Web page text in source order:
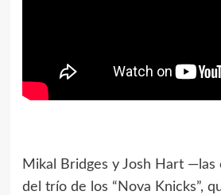
Mikal Bridges y Josh Hart —las
del trío de los “Nova Knicks”,